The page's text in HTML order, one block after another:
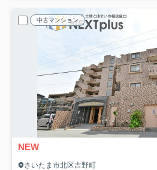
中古マンション
NEW
さいたま市北区吉野町